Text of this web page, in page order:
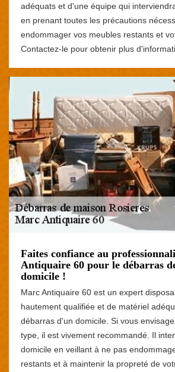
adéquats et d'une équipe qui
en prenant toutes les précautions
endommager vos meubles restants et
Contactez-le pour obtenir plus
Faites confiance au
Antiquaire 60 pour le débarras
domicile !
Marc Antiquaire 60 est un expert
hautement qualifiée et de matériel
débarras d'un domicile. Si vous
type, il est vivement recommandé. Il
domicile en veillant à ne pas
restants et à maintenir la propreté de